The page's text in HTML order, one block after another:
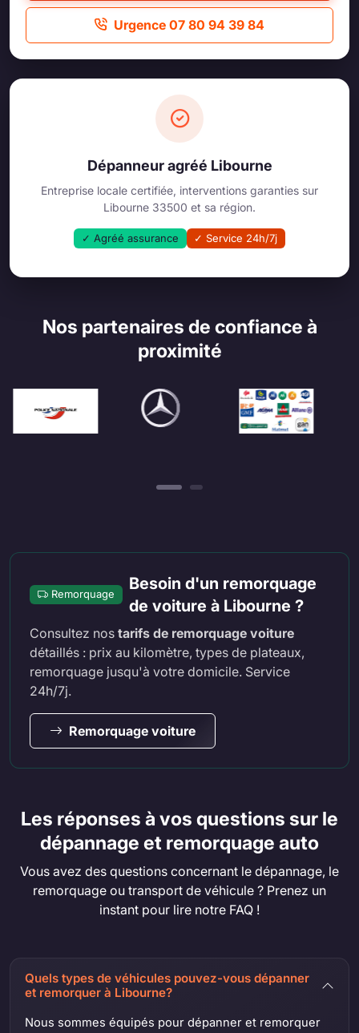
Urgence 07 80 94 39 84
Dépanneur agréé Libourne
Entreprise locale certifiée, interventions garanties sur
Libourne 33500 et sa région.
✓ Agréé assurance ✓ Service 24h/7j
Nos partenaires de confiance à
proximité
Remorquage
Besoin d'un remorquage
de voiture à Libourne ?
Consultez nos tarifs de remorquage voiture
détaillés : prix au kilomètre, types de plateaux,
remorquage jusqu'à votre domicile. Service
24h/7j.
Remorquage voiture
Les réponses à vos questions sur le
dépannage et remorquage auto
Vous avez des questions concernant le dépannage, le
remorquage ou transport de véhicule ? Prenez un
instant pour lire notre FAQ !
Quels types de véhicules pouvez-vous dépanner
et remorquer à Libourne?
Nous sommes équipés pour dépanner et remorquer